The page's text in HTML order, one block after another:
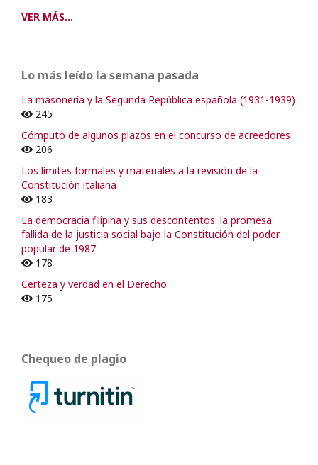
VER MÁS...
Lo más leído la semana pasada
La masonería y la Segunda República española (1931-1939)
245
Cómputo de algunos plazos en el concurso de acreedores
206
Los límites formales y materiales a la revisión de la
Constitución italiana
183
La democracia filipina y sus descontentos: la promesa
fallida de la justicia social bajo la Constitución del poder
popular de 1987
178
Certeza y verdad en el Derecho
175
Chequeo de plagio